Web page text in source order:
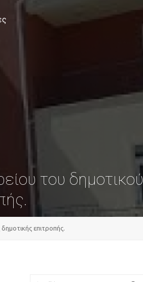
του δημοτικού
επιτροπής.